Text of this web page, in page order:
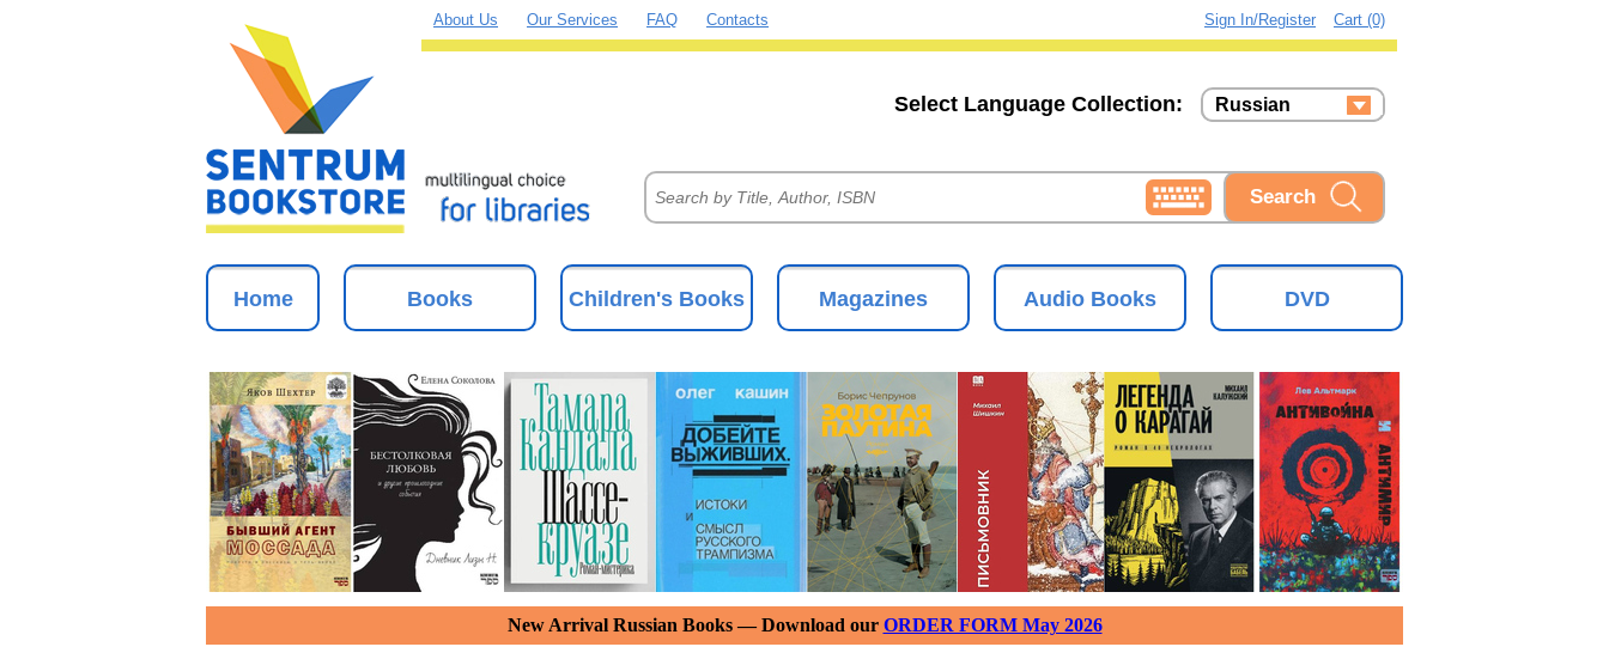
About Us Our Services FAQ Contacts Cart (0)
Sign In/Register
Russian
Ukrainian
Select Language Collection:
Home Books Children's Books Magazines Audio Books DVD
New Arrival Russian Books — Download our ORDER FORM May 2026